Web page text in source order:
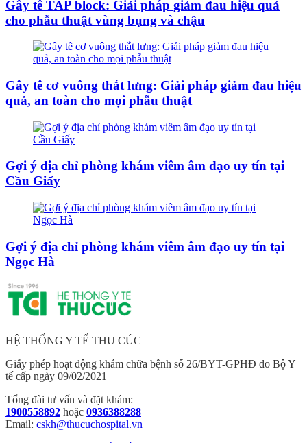
Gây tê TAP block: Giải pháp giảm đau hiệu quả
cho phẫu thuật vùng bụng và chậu
Gây tê cơ vuông thắt lưng: Giải pháp giảm đau hiệu
quả, an toàn cho mọi phẫu thuật
Gợi ý địa chỉ phòng khám viêm âm đạo uy tín tại
Cầu Giấy
Gợi ý địa chỉ phòng khám viêm âm đạo uy tín tại
Ngọc Hà
HỆ THỐNG Y TẾ THU CÚC
Giấy phép hoạt động khám chữa bệnh số 26/BYT-GPHĐ do Bộ Y
tế cấp ngày 09/02/2021
Tổng đài tư vấn và đặt khám:
1900558892 hoặc 0936388288
Email: cskh@thucuchospital.vn